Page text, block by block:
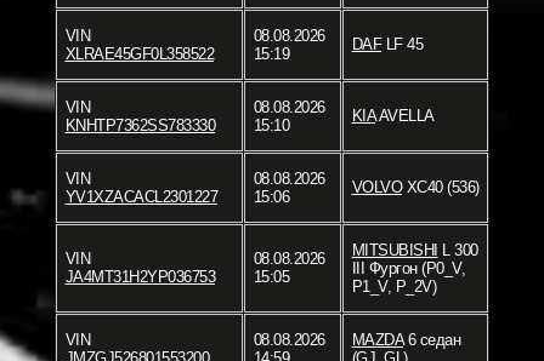
VIN
XLRAE45GF0L358522
08.08.2026
15:19
DAFLF 45
VIN
KNHTP7362SS783330
08.08.2026
15:10
KIAAVELLA
VIN
YV1XZACACL2301227
08.08.2026
15:06
VOLVOXC40 (536)
VIN
JA4MT31H2YP036753
08.08.2026
15:05
MITSUBISHI L 300
III Фургон (P0_V,
P1_V, P_2V)
VIN
08.08.2026
MAZDA6 седан